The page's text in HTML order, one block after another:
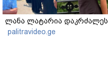
ლანა ლატარია დაკრძალეს
palitravideo.ge